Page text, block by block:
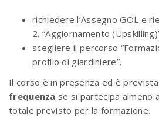
richiedere l’Assegno GOL e
2. “Aggiornamento
scegliere il percorso
profilo di giardiniere”.
Il corso è in presenza ed è prevista
frequenza se si partecipa almeno
totale previsto per la formazione.